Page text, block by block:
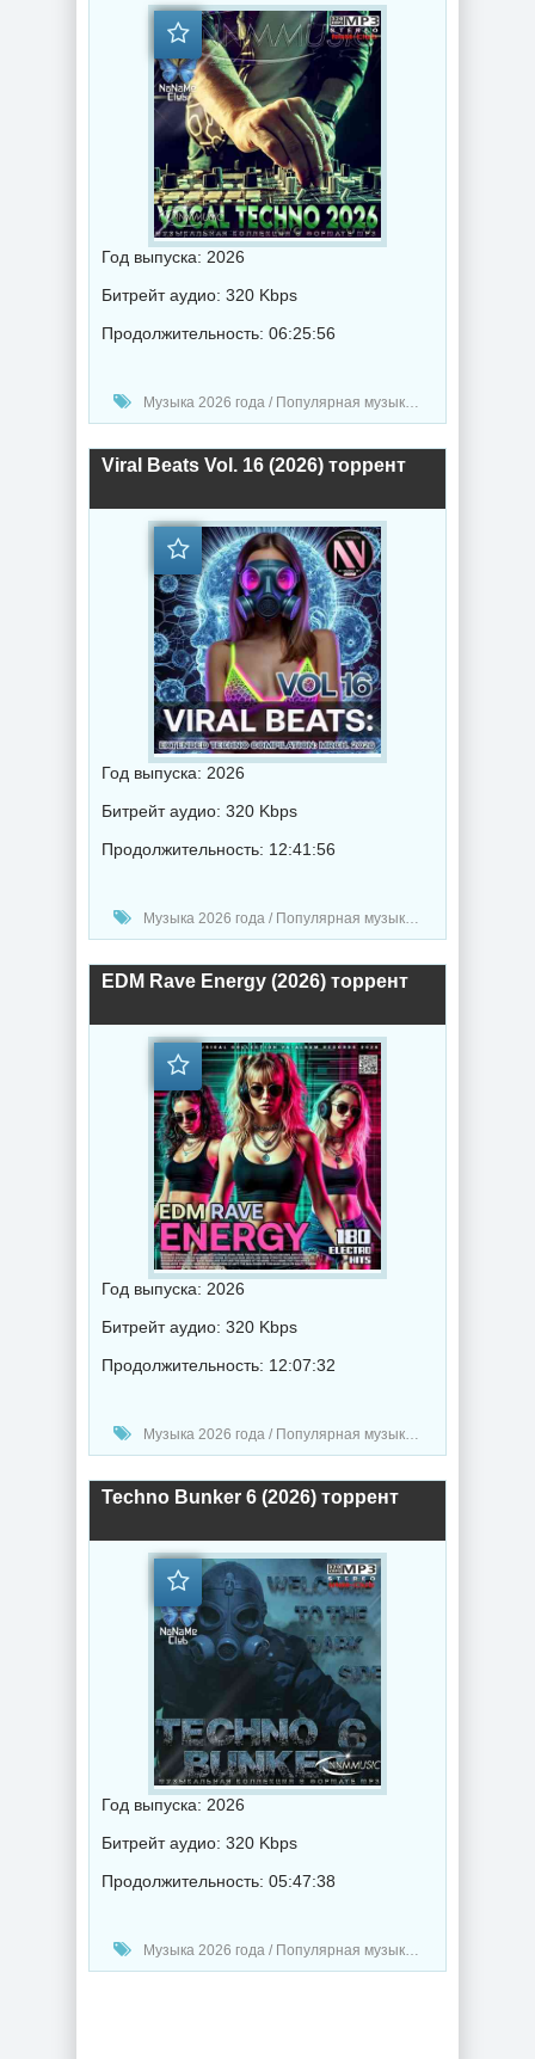
Год выпуска: 2026
Битрейт аудио: 320 Kbps
Продолжительность: 06:25:56
Музыка 2026 года / Популярная музыка / Техно музыка / Музыка VA
Viral Beats Vol. 16 (2026) торрент
Год выпуска: 2026
Битрейт аудио: 320 Kbps
Продолжительность: 12:41:56
Музыка 2026 года / Популярная музыка / Электронная музыка / Техно музыка / Сборник музыка
EDM Rave Energy (2026) торрент
Год выпуска: 2026
Битрейт аудио: 320 Kbps
Продолжительность: 12:07:32
Музыка 2026 года / Популярная музыка / Электронная музыка / Хаус музыка / Транс музыка / Техно музыка / Музыка VA
Techno Bunker 6 (2026) торрент
Год выпуска: 2026
Битрейт аудио: 320 Kbps
Продолжительность: 05:47:38
Музыка 2026 года / Популярная музыка / Техно музыка / Музыка VA